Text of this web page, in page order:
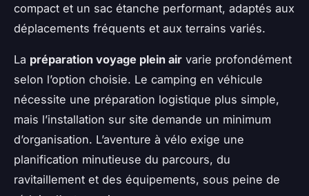
compact et un sac étanche performant, adaptés aux
déplacements fréquents et aux terrains variés.
La préparation voyage plein air varie profondément
selon l’option choisie. Le camping en véhicule
nécessite une préparation logistique plus simple,
mais l’installation sur site demande un minimum
d’organisation. L’aventure à vélo exige une
planification minutieuse du parcours, du
ravitaillement et des équipements, sous peine de